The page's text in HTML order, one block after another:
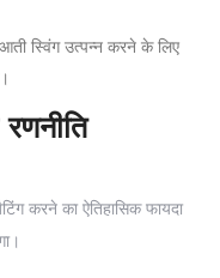
स्विंग उत्पन्न करने के लिए
करने का ऐतिहासिक फायदा